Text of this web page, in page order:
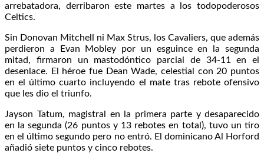
arrebatadora, derribaron este martes a los todopoderosos
Celtics.
Sin Donovan Mitchell ni Max Strus, los Cavaliers, que además
perdieron a Evan Mobley por un esguince en la segunda
mitad, firmaron un mastodóntico parcial de 34-11 en el
desenlace. El héroe fue Dean Wade, celestial con 20 puntos
en el último cuarto incluyendo el mate tras rebote ofensivo
que les dio el triunfo.
Jayson Tatum, magistral en la primera parte y desaparecido
en la segunda (26 puntos y 13 rebotes en total), tuvo un tiro
en el último segundo pero no entró. El dominicano Al Horford
añadió siete puntos y cinco rebotes.